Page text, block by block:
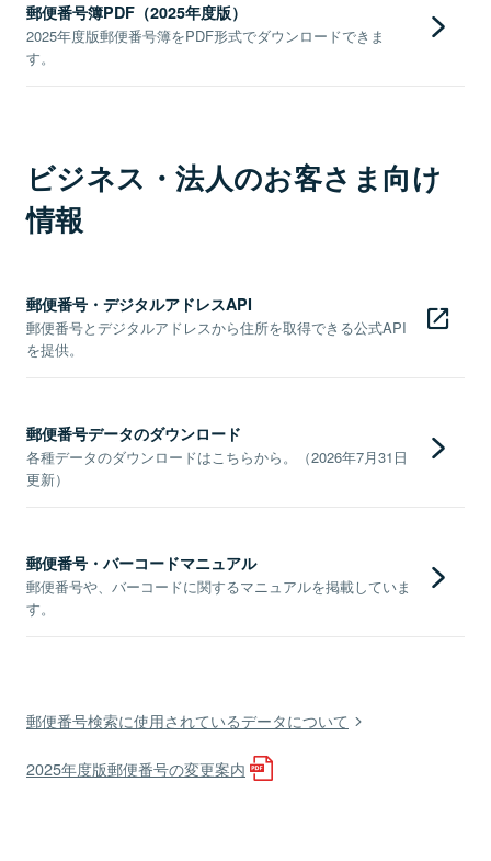
郵便番号簿PDF（2025年度版）
2025年度版郵便番号簿をPDF形式でダウンロードできま
す。
ビジネス・法人のお客さま向け
情報
郵便番号・デジタルアドレスAPI
郵便番号とデジタルアドレスから住所を取得できる公式API
を提供。
郵便番号データのダウンロード
各種データのダウンロードはこちらから。（2026年7月31日
更新）
郵便番号・バーコードマニュアル
郵便番号や、バーコードに関するマニュアルを掲載していま
す。
郵便番号検索に使用されているデータについて
2025年度版郵便番号の変更案内